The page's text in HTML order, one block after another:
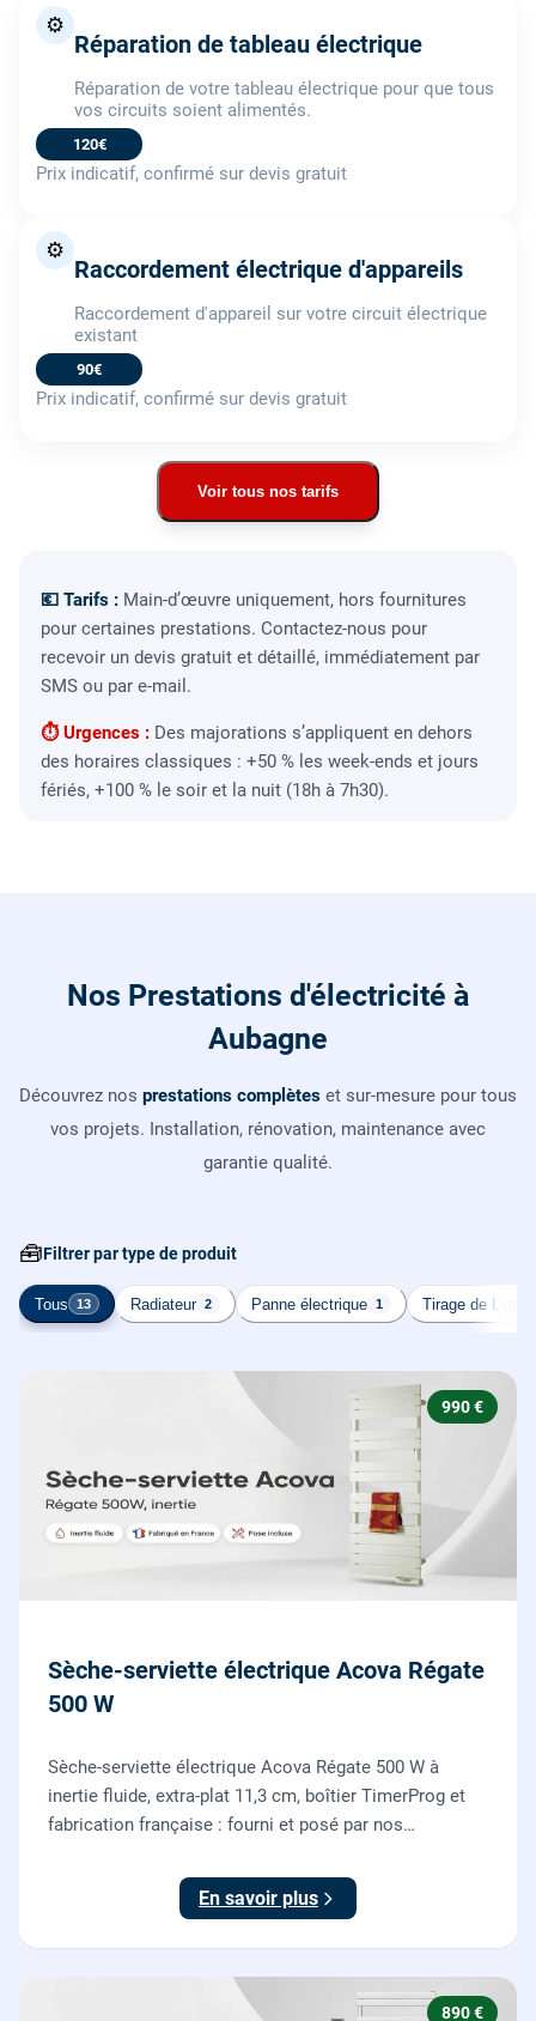
⚙️
Réparation de tableau électrique
Réparation de votre tableau électrique pour que tous
vos circuits soient alimentés.
120€
Prix indicatif, confirmé sur devis gratuit
⚙️
Raccordement électrique d'appareils
Raccordement d'appareil sur votre circuit électrique
existant
90€
Prix indicatif, confirmé sur devis gratuit
Voir tous nos tarifs
💶 Tarifs : Main-d’œuvre uniquement, hors fournitures
pour certaines prestations. Contactez-nous pour
recevoir un devis gratuit et détaillé, immédiatement par
SMS ou par e-mail.
⏱ Urgences : Des majorations s’appliquent en dehors
des horaires classiques : +50 % les week-ends et jours
fériés, +100 % le soir et la nuit (18h à 7h30).
Nos Prestations d'électricité à
Aubagne
Découvrez nos prestations complètes et sur-mesure pour tous
vos projets. Installation, rénovation, maintenance avec
garantie qualité.
🧰Filtrer par type de produit
Tous 13 Radiateur 2 Panne électrique 1 Tirage de Ligne
990 €
Sèche-serviette électrique Acova Régate
500 W
Sèche-serviette électrique Acova Régate 500 W à
inertie fluide, extra-plat 11,3 cm, boîtier TimerProg et
fabrication française : fourni et posé par nos
En savoir plus
890 €